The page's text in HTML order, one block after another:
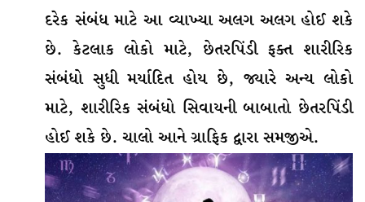
દરેક સંબંધ માટે આ વ્યાખ્યા અલગ અલગ હોઈ શકે
છે. કેટલાક લોકો માટે, છેતરપિંડી ફક્ત શારીરિક
સંબંધો સુધી મર્યાદિત હોય છે, જ્યારે અન્ય લોકો
માટે, શારીરિક સંબંધો સિવાયની બાબાતો છેતરપિંડી
હોઈ શકે છે. ચાલો આને ગ્રાફિક દ્વારા સમજીએ.